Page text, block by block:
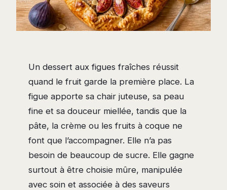
Un dessert aux figues fraîches réussit
quand le fruit garde la première place. La
figue apporte sa chair juteuse, sa peau
fine et sa douceur miellée, tandis que la
pâte, la crème ou les fruits à coque ne
font que l’accompagner. Elle n’a pas
besoin de beaucoup de sucre. Elle gagne
surtout à être choisie mûre, manipulée
avec soin et associée à des saveurs